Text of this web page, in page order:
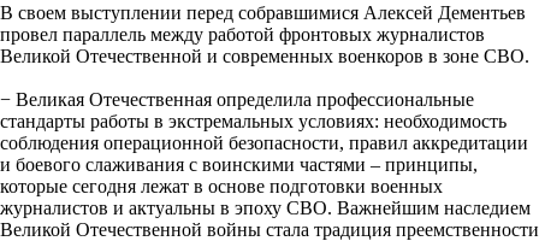
В своем выступлении перед собравшимися Алексей Дементьев
провел параллель между работой фронтовых журналистов
Великой Отечественной и современных военкоров в зоне СВО.
− Великая Отечественная определила профессиональные
стандарты работы в экстремальных условиях: необходимость
соблюдения операционной безопасности, правил аккредитации
и боевого слаживания с воинскими частями – принципы,
которые сегодня лежат в основе подготовки военных
журналистов и актуальны в эпоху СВО. Важнейшим наследием
Великой Отечественной войны стала традиция преемственности